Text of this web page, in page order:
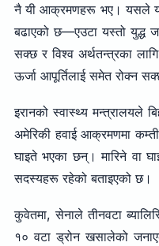
नै यी आक्रमणहरू भए। यसले यस
बढाएको छ—एउटा यस्तो युद्ध
सक्छ र विश्व अर्थतन्त्रका
ऊर्जा आपूर्तिलाई समेत रोक्न
इरानको स्वास्थ्य मन्त्रालयले
अमेरिकी हवाई आक्रमणमा
घाइते भएका छन्। मारिने वा
सदस्यहरू रहेको बताइएको छ।
कुवेतमा, सेनाले तीनवटा
१० वटा ड्रोन खसालेको